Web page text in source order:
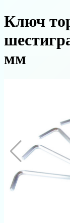
Ключ
мм